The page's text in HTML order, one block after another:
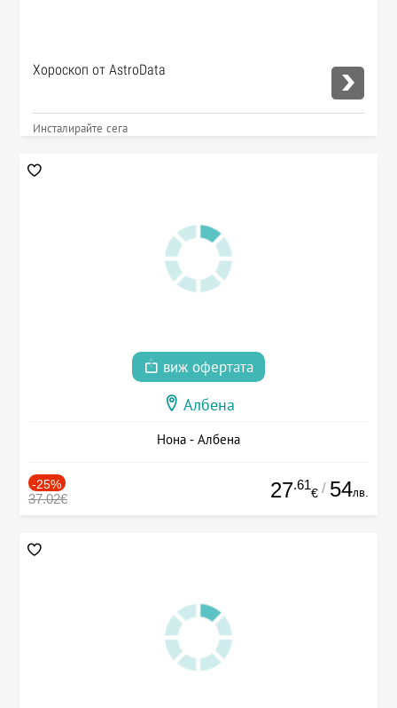
Хороскоп от AstroData
Инсталирайте сега
виж офертата
Албена
Нона - Албена
-25%
37.02€ 27.61
€ / 54лв.